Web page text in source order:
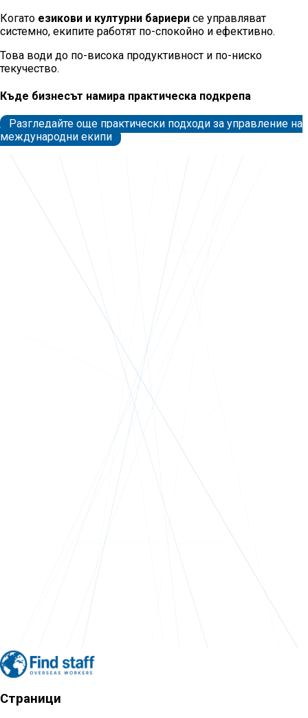
Когато езикови и културни бариери се управляват
системно, екипите работят по-спокойно и ефективно.
Това води до по-висока продуктивност и по-ниско
текучество.
Къде бизнесът намира практическа подкрепа
Разгледайте още практически подходи за управление на
международни екипи
Страници